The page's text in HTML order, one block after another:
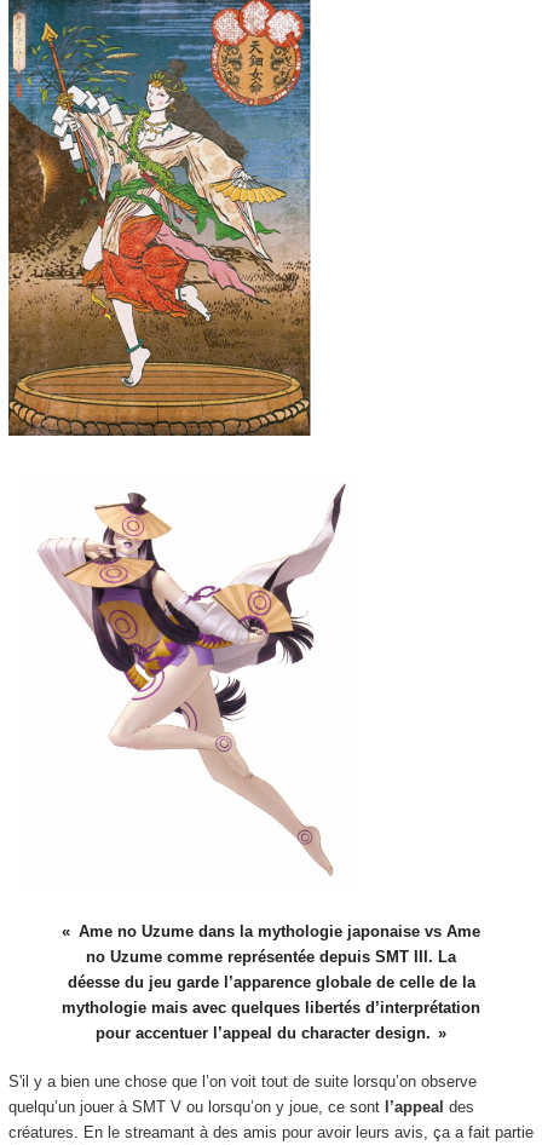
Ame no Uzume dans la mythologie japonaise vs Ame
no Uzume comme représentée depuis SMT III. La
déesse du jeu garde l’apparence globale de celle de la
mythologie mais avec quelques libertés d’interprétation
pour accentuer l’appeal du character design.
S'il y a bien une chose que l’on voit tout de suite lorsqu’on observe
quelqu’un jouer à SMT V ou lorsqu’on y joue, ce sont l’appeal des
créatures. En le streamant à des amis pour avoir leurs avis, ça a fait partie